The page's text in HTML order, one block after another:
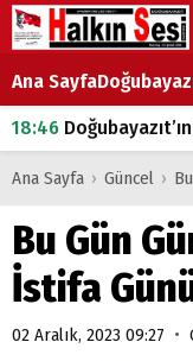
Ana Sayfa
18:46 Doğubayazıt’ın
07:53
Doğubayazıt'ta
07:00 DEVLET ve
18:29ÇARŞI CADDESİ
Ana Sayfa › Güncel ›
Bu Gün
İstifa
02 Aralık, 2023 09:27 •